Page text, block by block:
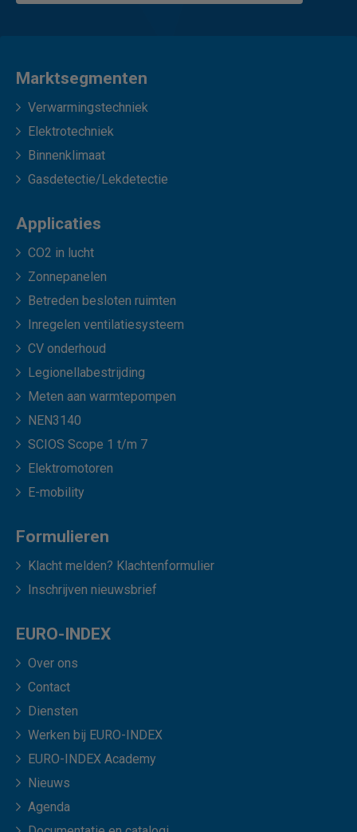
Marktsegmenten
Verwarmingstechniek
Elektrotechniek
Binnenklimaat
Gasdetectie/Lekdetectie
Applicaties
CO2 in lucht
Zonnepanelen
Betreden besloten ruimten
Inregelen ventilatiesysteem
CV onderhoud
Legionellabestrijding
Meten aan warmtepompen
NEN3140
SCIOS Scope 1 t/m 7
Elektromotoren
E-mobility
Formulieren
Klacht melden? Klachtenformulier
Inschrijven nieuwsbrief
EURO-INDEX
Over ons
Contact
Diensten
Werken bij EURO-INDEX
EURO-INDEX Academy
Nieuws
Agenda